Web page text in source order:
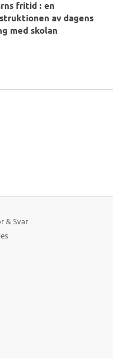
fritid : en
av dagens
med skolan
& Svar